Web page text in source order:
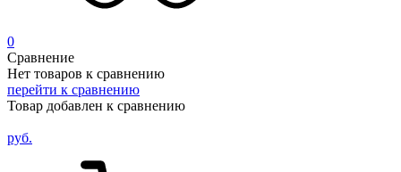
0
Сравнение
Нет товаров к сравнению
перейти к сравнению
Товар добавлен к сравнению
руб.